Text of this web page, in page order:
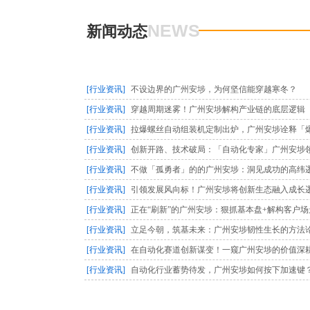
新闻动态NEWS
[行业资讯] 不设边界的广州安埗，为何坚信能穿越寒冬？
[行业资讯] 穿越周期迷雾！广州安埗解构产业链的底层逻辑
[行业资讯] 拉爆螺丝自动组装机定制出炉，广州安埗诠释「
[行业资讯] 创新开路、技术破局：「自动化专家」广州安埗
[行业资讯] 不做「孤勇者」的的广州安埗：洞见成功的高纬
[行业资讯] 引领发展风向标！广州安埗将创新生态融入成长
[行业资讯] 正在“刷新”的广州安埗：狠抓基本盘+解构客户
[行业资讯] 立足今朝，筑基未来：广州安埗韧性生长的方法
[行业资讯] 在自动化赛道创新谋变！一窥广州安埗的价值深
[行业资讯] 自动化行业蓄势待发，广州安埗如何按下加速键